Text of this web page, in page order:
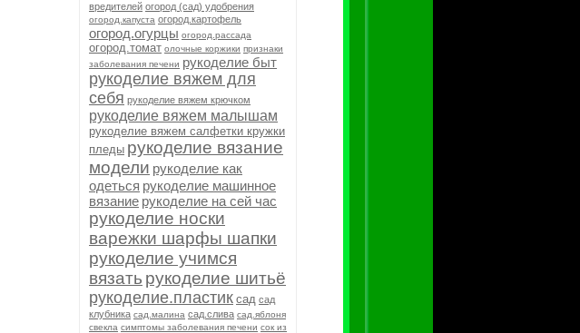
вредителей огород (сад) удобрения
огород.капуста огород.картофель
огород.огурцы огород.рассада
огород.томат олочные коржики признаки
заболевания печени рукоделие быт
рукоделие вяжем для
себя рукоделие вяжем крючком
рукоделие вяжем малышам
рукоделие вяжем салфетки кружки
пледы рукоделие вязание
модели рукоделие как
одеться рукоделие машинное
вязание рукоделие на сей час
рукоделие носки
варежки шарфы шапки
рукоделие учимся
вязать рукоделие шитьё
рукоделие.пластик сад сад
клубника сад.малина сад.слива сад.яблоня
свекла симптомы заболевания печени сок из